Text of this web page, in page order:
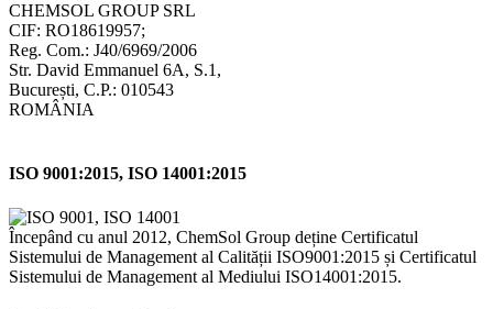
CHEMSOL GROUP SRL
CIF: RO18619957;
Reg. Com.: J40/6969/2006
Str. David Emmanuel 6A, S.1,
București, C.P.: 010543
ROMÂNIA
ISO 9001:2015, ISO 14001:2015
Începând cu anul 2012, ChemSol Group deține Certificatul
Sistemului de Management al Calității ISO9001:2015 și Certificatul
Sistemului de Management al Mediului ISO14001:2015.